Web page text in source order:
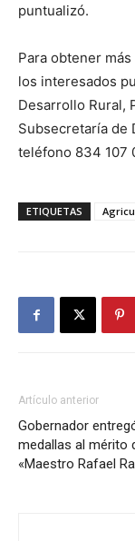
puntualizó.
Para obtener
los interesados
Desarrollo Rural,
Subsecretaría de
teléfono 834 107
ETIQUETAS
Artículo anterior
Gobernador
medallas al mérito
«Maestro Rafael